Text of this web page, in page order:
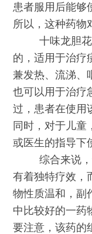
患者服用后能够
所以，这种药物
十味龙胆花颗
的，适用于治疗
兼发热、流涕、
也可以用于治疗
过，患者在使用
同时，对于儿童
或医生的指导下
综合来说，
有着独特疗效，
物性质温和，副
中比较好的一药
要注意，该药的